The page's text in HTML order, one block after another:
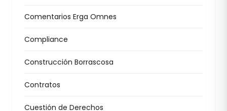
Comentarios Erga Omnes
Compliance
Construcción Borrascosa
Contratos
Cuestión de Derechos